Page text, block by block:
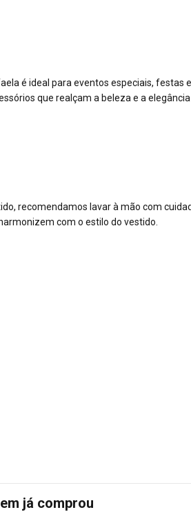
é ideal para eventos especiais,
que realçam a beleza e a elegância
recomendamos lavar à mão com
com o estilo do vestido.
já comprou